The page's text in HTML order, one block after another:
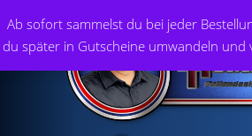
Ab sofort sammelst du bei jeder
du später in Gutscheine umwandeln und
Inhalt
springen